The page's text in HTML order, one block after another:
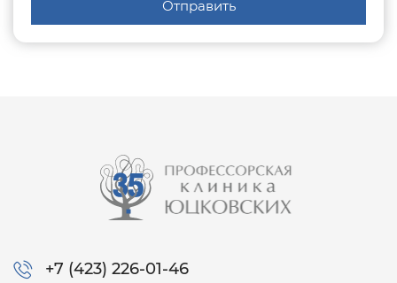
Отправить
+7 (423) 226-01-46